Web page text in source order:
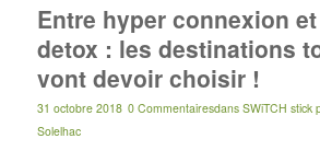
Entre hyper connexion
detox : les destinations
vont devoir choisir !
31 octobre 2018 0 Commentairesdans SWiTCH stick
Solelhac